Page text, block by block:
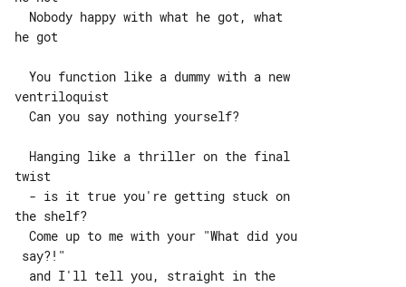
he got
ventriloquist
twist
the shelf?